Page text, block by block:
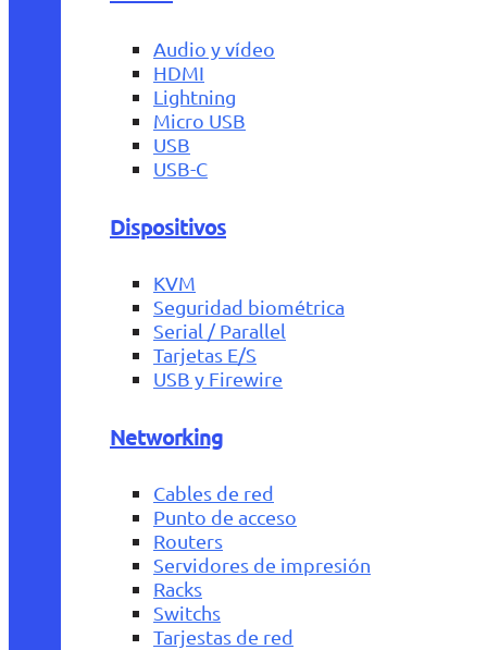
Audio y vídeo
HDMI
Lightning
Micro USB
USB
USB-C
Dispositivos
KVM
Seguridad biométrica
Serial / Parallel
Tarjetas E/S
USB y Firewire
Networking
Cables de red
Punto de acceso
Routers
Servidores de impresión
Racks
Switchs
Tarjestas de red